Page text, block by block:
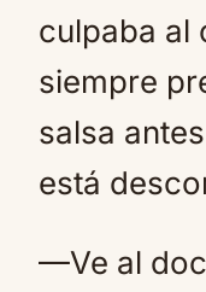
culpaba al
siempre
salsa
está
—Ve al